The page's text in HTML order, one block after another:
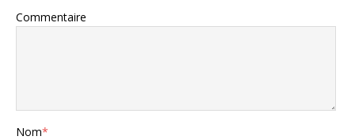
Commentaire
Nom*